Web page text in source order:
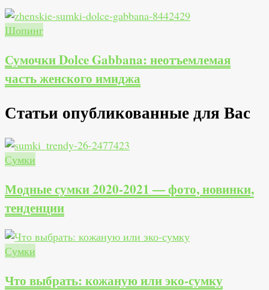
Шопинг
Сумочки Dolce Gabbana: неотъемлемая
часть женского имиджа
Статьи опубликованные для Вас
Сумки
Модные сумки 2020-2021 — фото, новинки,
тенденции
Сумки
Что выбрать: кожаную или эко-сумку